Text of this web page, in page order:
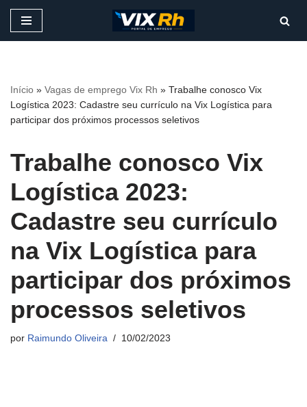
conteúdo
Início » Vagas de emprego Vix Rh » Trabalhe conosco Vix
Logística 2023: Cadastre seu currículo na Vix Logística para
participar dos próximos processos seletivos
Trabalhe conosco Vix
Logística 2023:
Cadastre seu currículo
na Vix Logística para
participar dos próximos
processos seletivos
por Raimundo Oliveira 10/02/2023